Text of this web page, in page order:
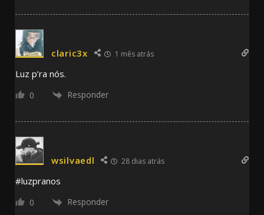
claric3x 1 mês atrás
Luz p’ra nós.
0 Responder
wsilvaedl 28 dias atrás
#luzpranos
0 Responder